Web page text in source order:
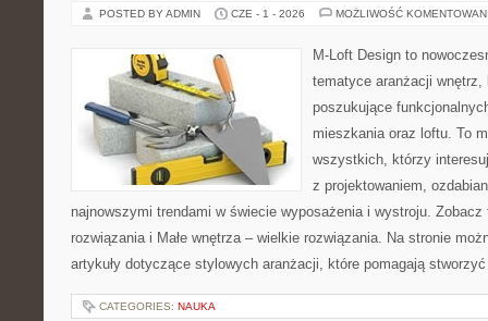
POSTED BY ADMIN CZE - 1 - 2026 MOŻLIWOŚĆ
M-Loft Design to
tematyce aranżacji
poszukujące
mieszkania oraz loftu. To
wszystkich, którzy
z projektowaniem,
najnowszymi trendami w świecie wyposażenia i wystroju. Zobacz
rozwiązania i Małe wnętrza – wielkie rozwiązania. Na stronie
artykuły dotyczące stylowych aranżacji, które pomagają
CATEGORIES: NAUKA